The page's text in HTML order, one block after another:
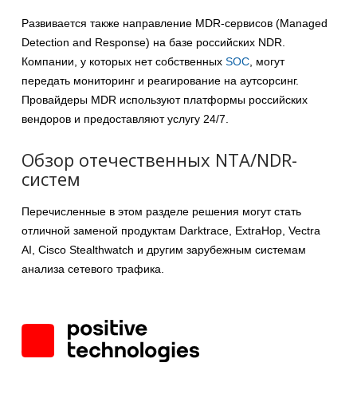
Развивается также направление MDR-сервисов (Managed
Detection and Response) на базе российских NDR.
Компании, у которых нет собственных SOC , могут
передать мониторинг и реагирование на аутсорсинг.
Провайдеры MDR используют платформы российских
вендоров и предоставляют услугу 24/7.
Обзор отечественных NTA/NDR-
систем
Перечисленные в этом разделе решения могут стать
отличной заменой продуктам Darktrace, ExtraHop, Vectra
AI, Cisco Stealthwatch и другим зарубежным системам
анализа сетевого трафика.